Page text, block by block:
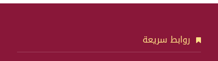
روابط سريعة